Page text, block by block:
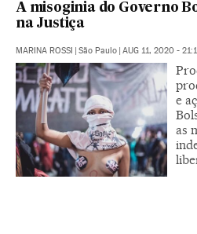
A misoginia do Governo
na Justiça
MARINA ROSSI | São Paulo | AUG 11, 2020 -
e
as